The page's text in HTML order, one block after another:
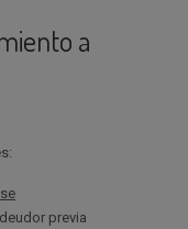
a
previa